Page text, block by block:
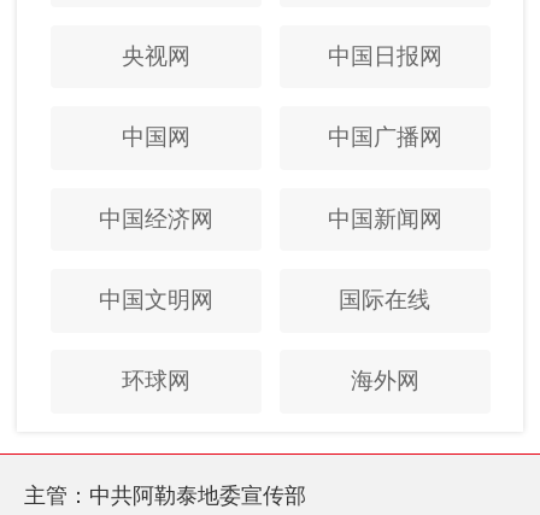
央视网 中国日报网
中国网 中国广播网
中国经济网 中国新闻网
中国文明网 国际在线
环球网 海外网
主管：中共阿勒泰地委宣传部